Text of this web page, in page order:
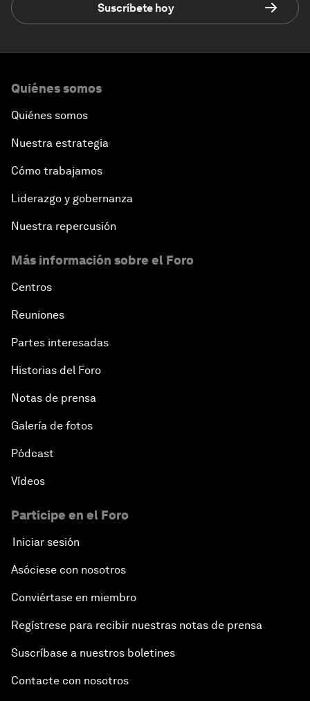
Suscríbete hoy
Quiénes somos
Quiénes somos
Nuestra estrategia
Cómo trabajamos
Liderazgo y gobernanza
Nuestra repercusión
Más información sobre el Foro
Centros
Reuniones
Partes interesadas
Historias del Foro
Notas de prensa
Galería de fotos
Pódcast
Vídeos
Participe en el Foro
Iniciar sesión
Asóciese con nosotros
Conviértase en miembro
Regístrese para recibir nuestras notas de prensa
Suscríbase a nuestros boletines
Contacte con nosotros